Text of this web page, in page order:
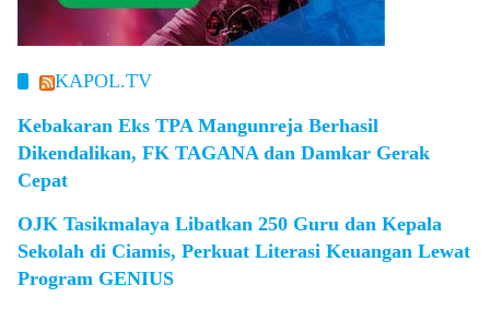
KAPOL.TV
Kebakaran Eks TPA Mangunreja Berhasil
Dikendalikan, FK TAGANA dan Damkar Gerak
Cepat
OJK Tasikmalaya Libatkan 250 Guru dan Kepala
Sekolah di Ciamis, Perkuat Literasi Keuangan Lewat
Program GENIUS